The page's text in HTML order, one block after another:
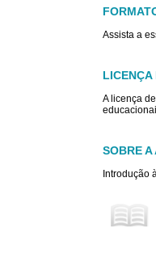
Assista a
LICENÇA
A licença
SOBRE A
Introdução